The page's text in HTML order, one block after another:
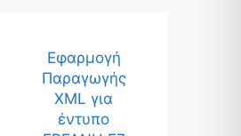
Εφαρμογή
Παραγωγής
XML για
έντυπο